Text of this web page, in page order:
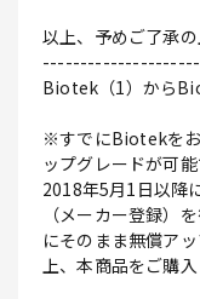
以上、予めご了承の
Biotek（1）から
※すでにBiotekを
ップグレードが可能
2018年5月1日以降
（メーカー登録）
にそのまま無償ア
上、本商品をご購入